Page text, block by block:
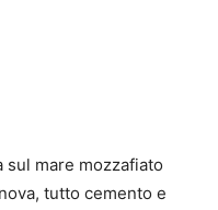
sul mare mozzafiato
tutto cemento e